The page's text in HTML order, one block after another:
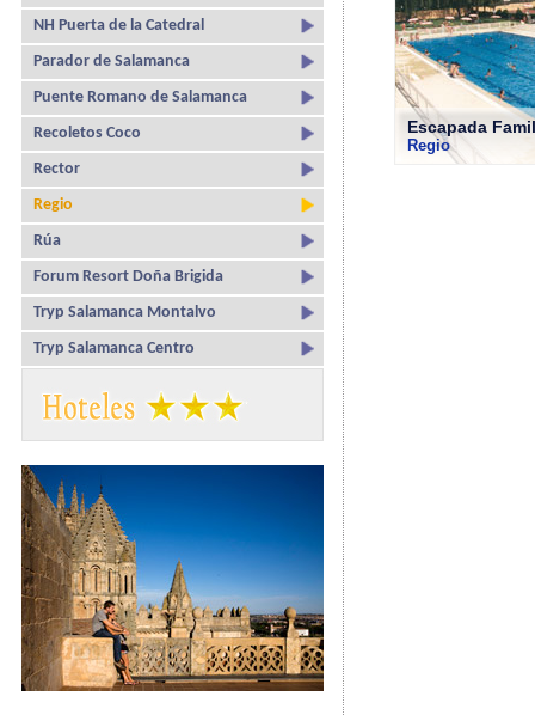
NH Puerta de la Catedral
Parador de Salamanca
Puente Romano de Salamanca
Recoletos Coco
Rector
Regio
Rúa
Forum Resort Doña Brigida
Tryp Salamanca Montalvo
Tryp Salamanca Centro
Escapada
Regio